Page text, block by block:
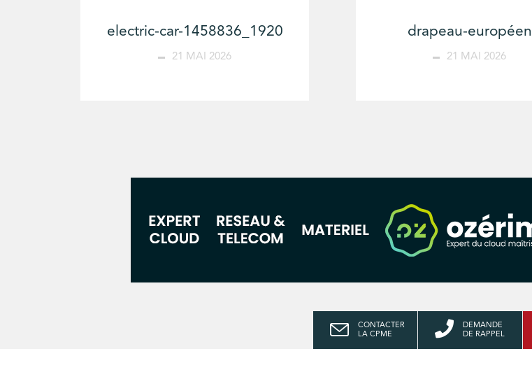
electric-car-1458836_1920
21 MAI 2026
drapeau-européen
21 MAI 2026
CONTACTER
LA CPME
DEMANDE
DE RAPPEL